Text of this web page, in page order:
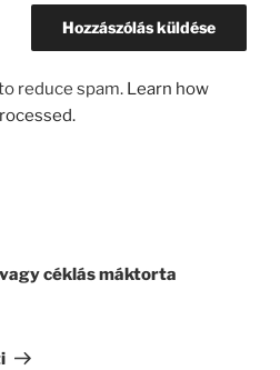
reduce spam. Learn how
céklás máktorta